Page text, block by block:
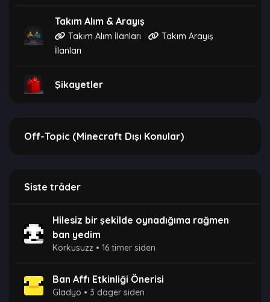
Takım Alım & Arayış
Takım Alım İlanları
Takım Arayış
İlanları
Şikayetler
Off-Topic (Minecraft Dışı Konular)
Siste tråder
Hilesiz bir şekilde oynadığıma rağmen
ban yedim
Korkusuzz • 16 timer siden
Ban Affı Etkinliği Önerisi
Gladyo • 3 dager siden